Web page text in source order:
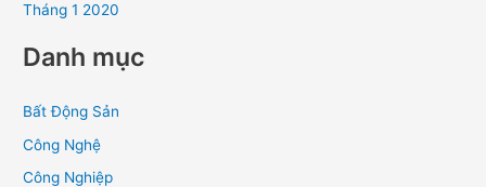
Tháng 1 2020
Danh mục
Bất Động Sản
Công Nghệ
Công Nghiệp